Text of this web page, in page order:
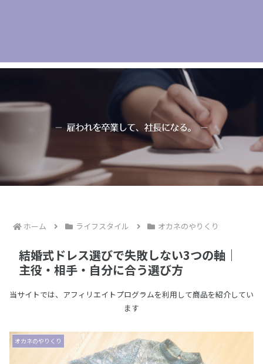
ホーム ライフスタイル オカネのやりくり
結婚式ドレス選びで失敗しない3つの軸｜
主役・相手・自分に合う選び方
当サイトでは、アフィリエイトプログラムを利用して商品を紹介してい
ます
オカネのやりくり